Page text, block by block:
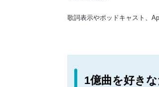
歌詞表示やポッドキャスト、
1億曲を好き